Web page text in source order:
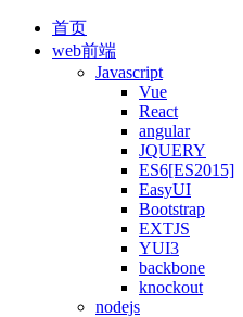
首页
web前端
Javascript
Vue
React
angular
JQUERY
ES6[ES2015]
EasyUI
Bootstrap
EXTJS
YUI3
backbone
knockout
nodejs